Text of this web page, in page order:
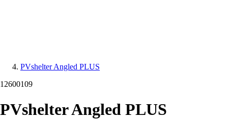
PVshelter Angled PLUS
12600109
PVshelter Angled PLUS